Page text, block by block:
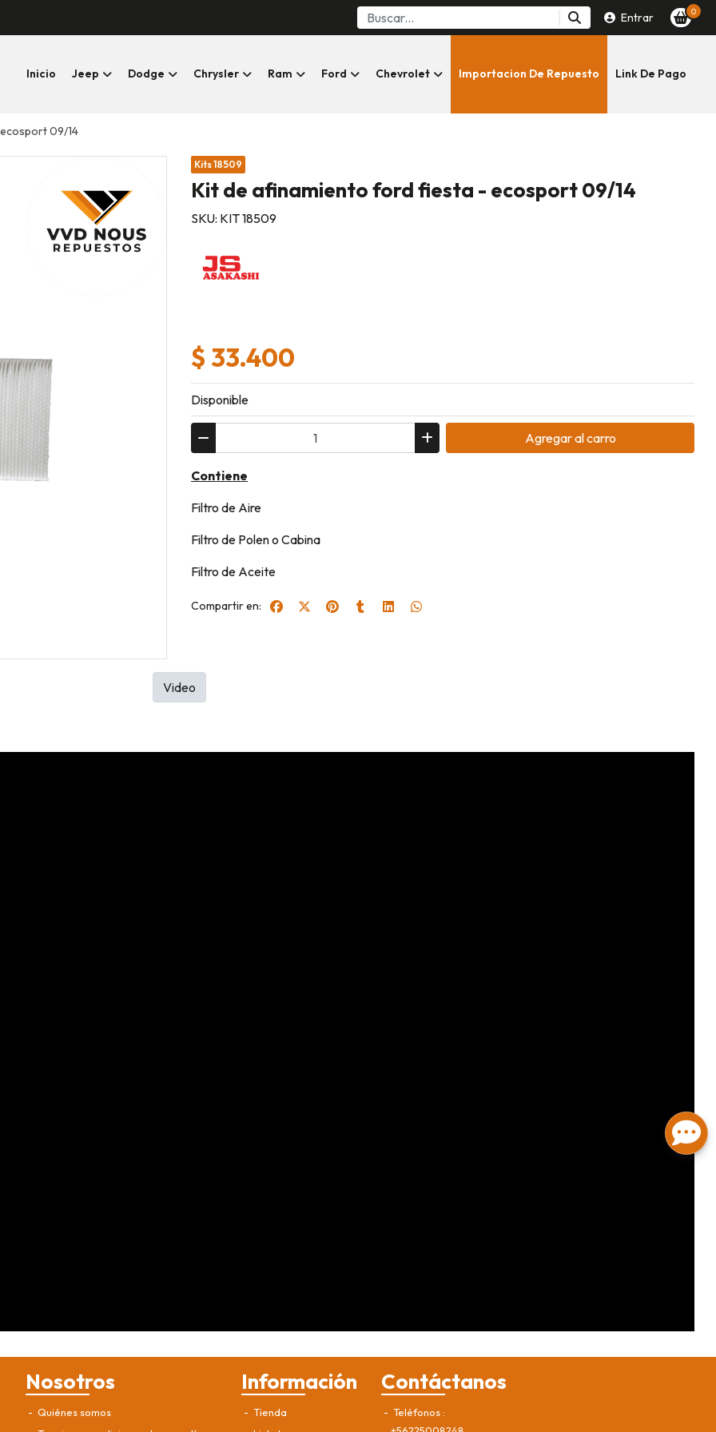
Entrar 0
Inicio Jeep Dodge Chrysler Ram Ford Chevrolet Importacion De Repuesto Link De Pago
09/14
Kits 18509
Kit de afinamiento ford fiesta - ecosport 09/14
SKU: KIT 18509
$ 33.400
Disponible
Agregaral carro
Contiene
Filtro de Aire
Filtro de Polen o Cabina
Filtro de Aceite
Compartir en:
Video
Nosotros
Quiénes somos
Información
Tienda
Contáctanos
Teléfonos